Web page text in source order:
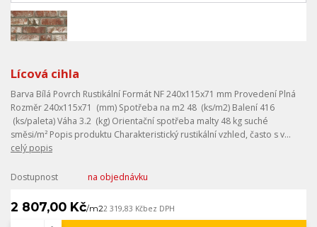
Lícová cihla
Barva Bílá Povrch Rustikální Formát NF 240x115x71 mm Provedení Plná
Rozměr 240x115x71 (mm) Spotřeba na m2 48 (ks/m2) Balení 416
(ks/paleta) Váha 3.2 (kg) Orientační spotřeba malty 48 kg suché
směsi/m² Popis produktu Charakteristický rustikální vzhled, často s v...
celý popis
Dostupnost na objednávku
2 807,00 Kč/m22 319,83 Kčbez DPH